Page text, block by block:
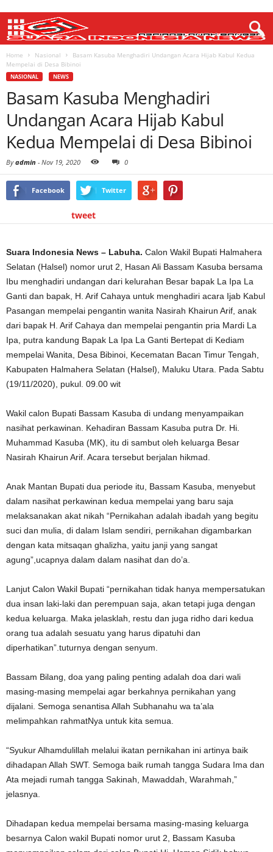
Home Nasional
Basam Kasuba Menghadiri Undangan Acara Hijab Kabul Kedua
Mempelai di Desa Bibinoi
NASIONAL NEWS
Basam Kasuba Menghadiri
Undangan Acara Hijab Kabul
Kedua Mempelai di Desa Bibinoi
Byadmin - Nov 19, 2020 0
Facebook Twitter
tweet
Suara Indonesia News – Labuha. Calon Wakil Bupati Halmahera
Selatan (Halsel) nomor urut 2, Hasan Ali Bassam Kasuba bersama
Ibu menghadiri undangan dari kelurahan Besar bapak La Ipa La
Ganti dan bapak, H. Arif Cahaya untuk menghadiri acara Ijab Kabul
Pasangan mempelai pengantin wanita Nasirah Khairun Arif, anak
dari bapak H. Arif Cahaya dan mempelai pengantin pria Mardi La
Ipa, putra kandung Bapak La Ipa La Ganti Bertepat di Kediam
mempelai Wanita, Desa Bibinoi, Kecematan Bacan Timur Tengah,
Kabupaten Halmahera Selatan (Halsel), Maluku Utara. Pada Sabtu
(19/11/2020), pukul. 09.00 wit
Wakil calon Bupati Bassam Kasuba di undang menyampaikan
nasihat perkawinan. Kehadiran Bassam Kasuba putra Dr. Hi.
Muhammad Kasuba (MK), itu di sambut oleh keluarga Besar
Nasirah Khairun Arif. Acara tersebut berjalan hikmad.
Anak Mantan Bupati dua periode itu, Bassam Kasuba, menyebut
dalam nasihat perkawinan kedua mempelai yang baru saja
melaksanakan akat nikah “Pernikahan adalah ibadah yang begitu
suci dan mulia, di dalam Islam sendiri, pernikahan digambarkan
dengan kata mitsaqan ghalizha, yaitu janji yang sangat
agung”,ucapnya dalam dalam nasihat dan do’a.
Lanjut Calon Wakil Bupati “pernikahan tidak hanya mempersatukan
dua insan laki-laki dan perempuan saja, akan tetapi juga dengan
kedua keluarga. Maka jelasklah, restu dan juga ridho dari kedua
orang tua adalah sesuatu yang harus dipatuhi dan
diperhatikan”.tuturnya dengan senyum.
Bassam Bilang, doa yang paling penting adalah doa dari wali
masing-masing mempelai agar berkahnya pernikahan yang
dijalani. Semoga senantisa Allah Subhanahu wa ta’ala
melimpahkan rahmatNya untuk kita semua.
“Syukur Alhamdulillah melalui ikatan pernikahan ini artinya baik
dihadapan Allah SWT. Semoga baik rumah tangga Sudara Ima dan
Ata mejadi rumah tangga Sakinah, Mawaddah, Warahmah,”
jelasnya.
Dihadapan kedua mempelai bersama masing-masing keluarga
besarnya Calon wakil Bupati nomor urut 2, Bassam Kasuba